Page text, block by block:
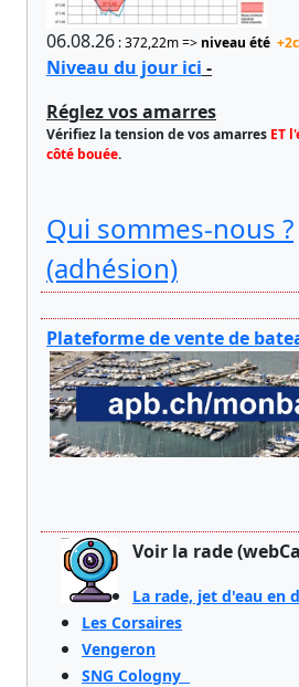
06.08.26 : 372,22m => niveau été
Niveau du jour ici -
Réglez vos amarres
Vérifiez la tension de vos amarres ET
côté bouée.
Qui sommes-nous ?
(adhésion)
Plateforme de vente de
Voir la rade
La rade, jet d'eau en
Les Corsaires
Vengeron
SNG Cologny